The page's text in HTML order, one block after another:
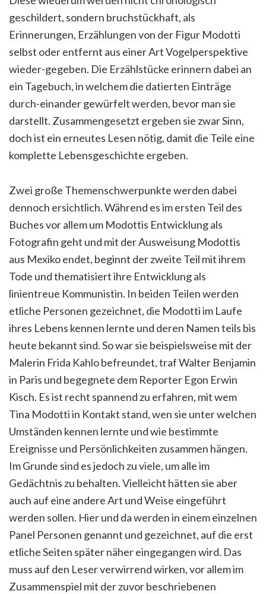
geschildert, sondern bruchstückhaft, als
Erinnerungen, Erzählungen von der Figur Modotti
selbst oder entfernt aus einer Art Vogelperspektive
wieder-gegeben. Die Erzählstücke erinnern dabei an
ein Tagebuch, in welchem die datierten Einträge
durch-einander gewürfelt werden, bevor man sie
darstellt. Zusammengesetzt ergeben sie zwar Sinn,
doch ist ein erneutes Lesen nötig, damit die Teile eine
komplette Lebensgeschichte ergeben.
Zwei große Themenschwerpunkte werden dabei
dennoch ersichtlich. Während es im ersten Teil des
Buches vor allem um Modottis Entwicklung als
Fotografin geht und mit der Ausweisung Modottis
aus Mexiko endet, beginnt der zweite Teil mit ihrem
Tode und thematisiert ihre Entwicklung als
linientreue Kommunistin. In beiden Teilen werden
etliche Personen gezeichnet, die Modotti im Laufe
ihres Lebens kennen lernte und deren Namen teils bis
heute bekannt sind. So war sie beispielsweise mit der
Malerin Frida Kahlo befreundet, traf Walter Benjamin
in Paris und begegnete dem Reporter Egon Erwin
Kisch. Es ist recht spannend zu erfahren, mit wem
Tina Modotti in Kontakt stand, wen sie unter welchen
Umständen kennen lernte und wie bestimmte
Ereignisse und Persönlichkeiten zusammen hängen.
Im Grunde sind es jedoch zu viele, um alle im
Gedächtnis zu behalten. Vielleicht hätten sie aber
auch auf eine andere Art und Weise eingeführt
werden sollen. Hier und da werden in einem einzelnen
Panel Personen genannt und gezeichnet, auf die erst
etliche Seiten später näher eingegangen wird. Das
muss auf den Leser verwirrend wirken, vor allem im
Zusammenspiel mit der zuvor beschriebenen